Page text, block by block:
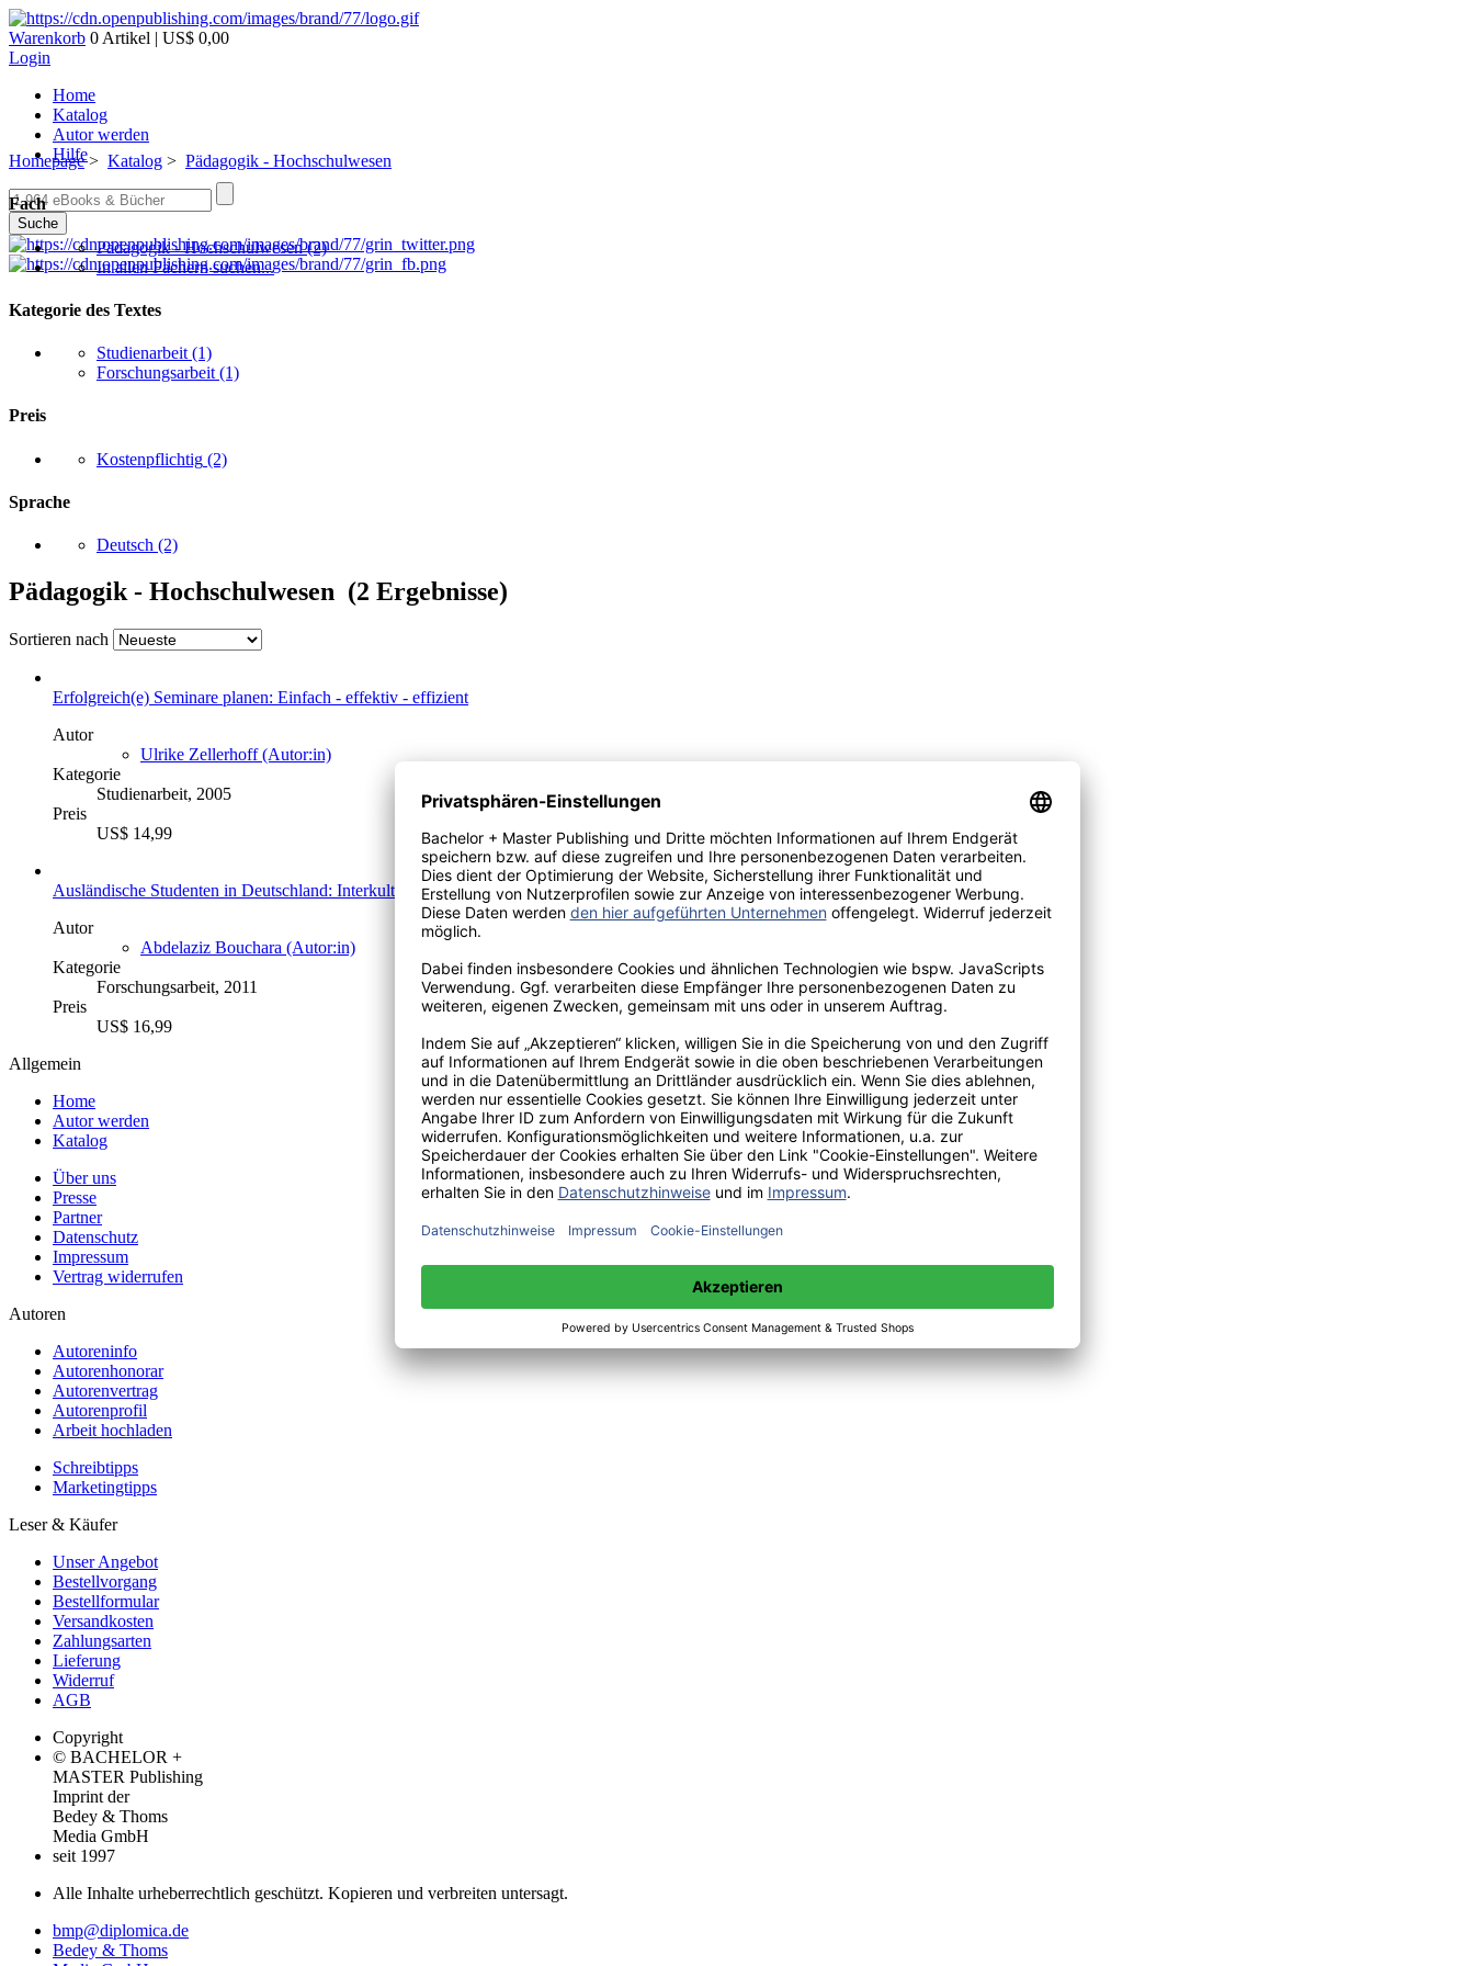
Warenkorb 0 Artikel | US$ 0,00
Login
Home
Katalog
Autor werden
Hilfe
Suche
Homepage> Katalog > Pädagogik - Hochschulwesen
Fach
Pädagogik - Hochschulwesen (2)
In allen Fächern suchen...
Kategorie des Textes
Studienarbeit (1)
Forschungsarbeit (1)
Preis
Kostenpflichtig (2)
Sprache
Deutsch (2)
Pädagogik - Hochschulwesen (2 Ergebnisse)
Sortieren nach
Erfolgreich(e) Seminare planen: Einfach - effektiv - effizient
Autor
Ulrike Zellerhoff (Autor:in)
Kategorie
Studienarbeit, 2005
Preis
US$ 14,99
Ausländische Studenten in Deutschland: Interkulturelle Probleme und deren Bewältigung
Autor
Abdelaziz Bouchara (Autor:in)
Kategorie
Forschungsarbeit, 2011
Preis
US$ 16,99
Allgemein
Home
Autor werden
Katalog
Über uns
Presse
Partner
Datenschutz
Impressum
Vertrag widerrufen
Autoren
Autoreninfo
Autorenhonorar
Autorenvertrag
Autorenprofil
Arbeit hochladen
Schreibtipps
Marketingtipps
Leser & Käufer
Unser Angebot
Bestellvorgang
Bestellformular
Versandkosten
Zahlungsarten
Lieferung
Widerruf
AGB
Copyright
© BACHELOR +
MASTER Publishing
Imprint der
Bedey & Thoms
Media GmbH
seit 1997
Alle Inhalte urheberrechtlich geschützt. Kopieren und verbreiten untersagt.
bmp@diplomica.de
Bedey & Thoms